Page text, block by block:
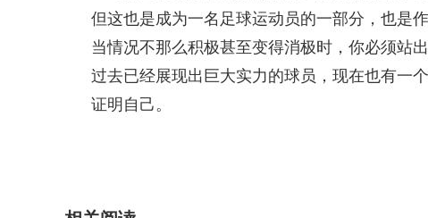
但这也是成为一名足球运动员的一部分，也是
当情况不那么积极甚至变得消极时，你必须站
过去已经展现出巨大实力的球员，现在也有一
证明自己。